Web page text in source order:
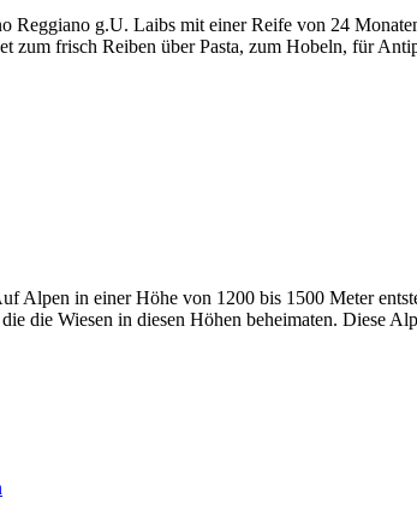
Reggiano g.U. Laibs mit einer Reife von 24
zum frisch Reiben über Pasta, zum Hobeln, für
Alpen in einer Höhe von 1200 bis 1500 Meter
die Wiesen in diesen Höhen beheimaten. Diese